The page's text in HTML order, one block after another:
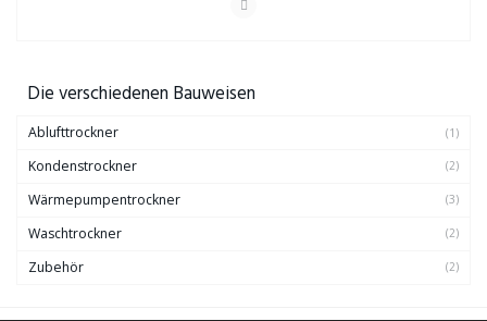
Die verschiedenen Bauweisen
Ablufttrockner (1)
Kondenstrockner (2)
Wärmepumpentrockner (3)
Waschtrockner (2)
Zubehör (2)